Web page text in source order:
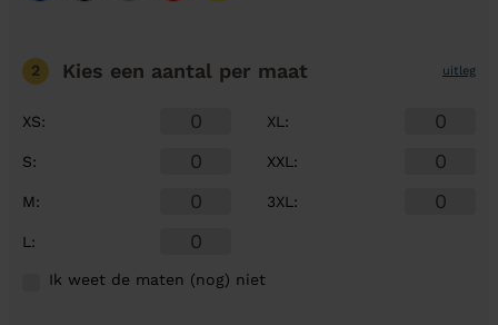
2 Kies een aantal per maat uitleg
XS:
S:
M:
L :
XL :
XXL :
3XL :
Ik weet de maten (nog) niet